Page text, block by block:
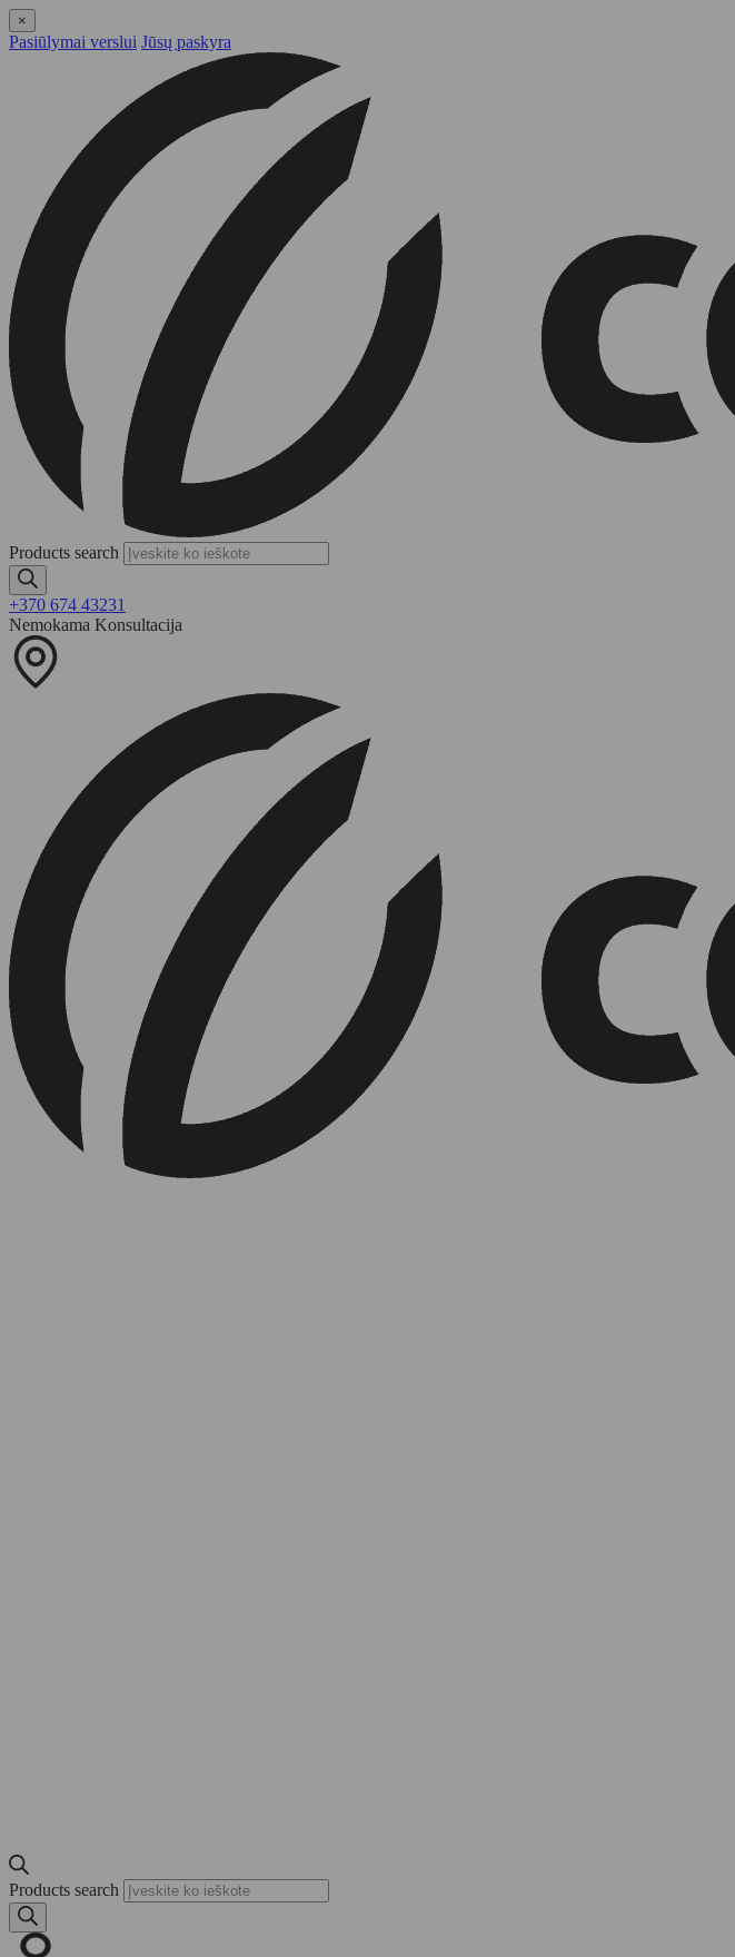
×
Pasiūlymai verslui Jūsų paskyra
Products search
+370 674 43231
Nemokama Konsultacija
Products search